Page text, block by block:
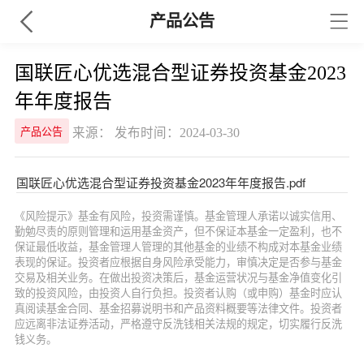
产品公告
国联匠心优选混合型证券投资基金2023
年年度报告
产品公告 来源： 发布时间：2024-03-30
国联匠心优选混合型证券投资基金2023年年度报告.pdf
《风险提示》基金有风险，投资需谨慎。基金管理人承诺以诚实信用、
勤勉尽责的原则管理和运用基金资产，但不保证本基金一定盈利，也不
保证最低收益，基金管理人管理的其他基金的业绩不构成对本基金业绩
表现的保证。投资者应根据自身风险承受能力，审慎决定是否参与基金
交易及相关业务。在做出投资决策后，基金运营状况与基金净值变化引
致的投资风险，由投资人自行负担。投资者认购（或申购）基金时应认
真阅读基金合同、基金招募说明书和产品资料概要等法律文件。投资者
应远离非法证券活动，严格遵守反洗钱相关法规的规定，切实履行反洗
钱义务。